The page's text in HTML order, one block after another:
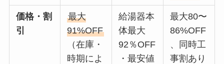
価格・割
引
最大
91%OFF
（在庫・
時期によ
給湯器本
体最大
92％OFF
・最安値
最大80〜
86%OFF
、同時工
事割あり